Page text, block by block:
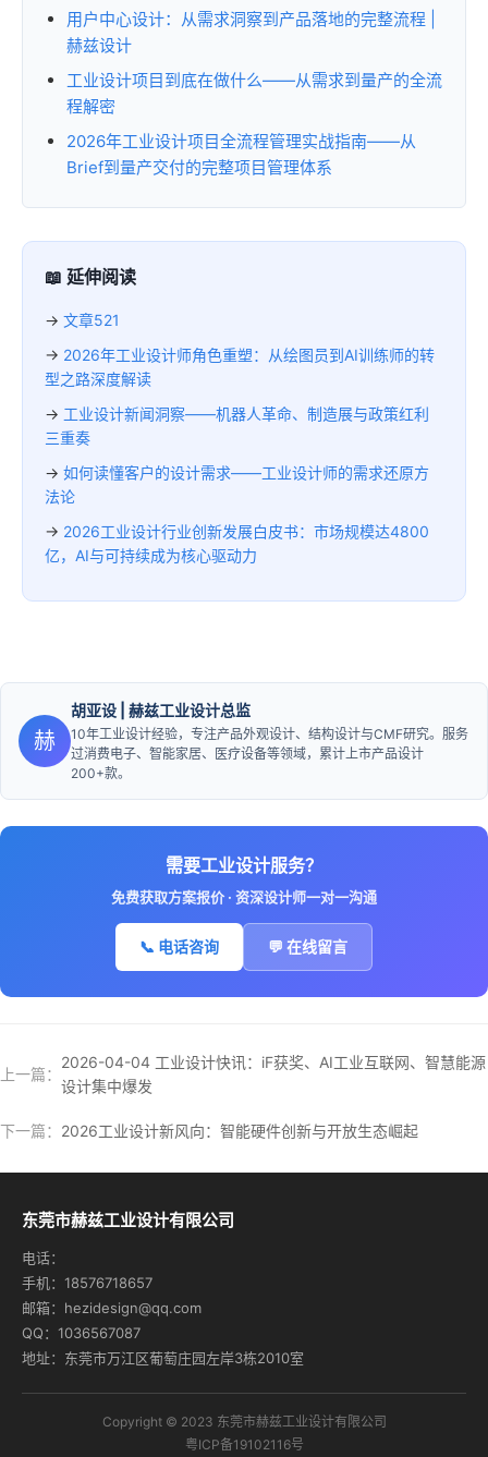
用户中心设计：从需求洞察到产品落地的完整流程 |
赫兹设计
工业设计项目到底在做什么——从需求到量产的全流
程解密
2026年工业设计项目全流程管理实战指南——从
Brief到量产交付的完整项目管理体系
📖 延伸阅读
→ 文章521
→ 2026年工业设计师角色重塑：从绘图员到AI训练师的转
型之路深度解读
→ 工业设计新闻洞察——机器人革命、制造展与政策红利
三重奏
→ 如何读懂客户的设计需求——工业设计师的需求还原方
法论
→ 2026工业设计行业创新发展白皮书：市场规模达4800
亿，AI与可持续成为核心驱动力
赫
胡亚设 | 赫兹工业设计总监
10年工业设计经验，专注产品外观设计、结构设计与CMF研究。服务
过消费电子、智能家居、医疗设备等领域，累计上市产品设计
200+款。
需要工业设计服务？
免费获取方案报价 · 资深设计师一对一沟通
📞 电话咨询 💬 在线留言
上一篇：
2026-04-04 工业设计快讯：iF获奖、AI工业互联网、智慧能源
设计集中爆发
下一篇： 2026工业设计新风向：智能硬件创新与开放生态崛起
东莞市赫兹工业设计有限公司
电话：
手机：18576718657
邮箱：hezidesign@qq.com
QQ：1036567087
地址：东莞市万江区葡萄庄园左岸3栋2010室
Copyright © 2023 东莞市赫兹工业设计有限公司
粤ICP备19102116号